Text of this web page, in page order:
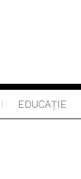
EDUCAŢIE